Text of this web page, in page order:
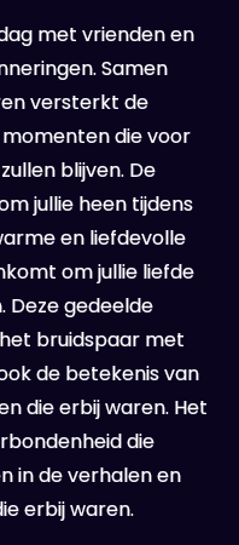
met vrienden en
Samen
versterkt de
die voor
blijven. De
jullie heen tijdens
en liefdevolle
om jullie liefde
Deze gedeelde
bruidspaar met
de betekenis van
die erbij waren. Het
die
in de verhalen en
erbij waren.